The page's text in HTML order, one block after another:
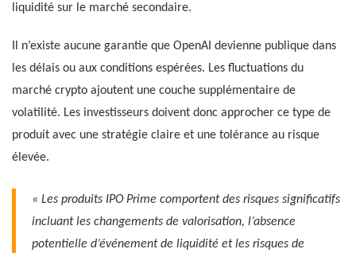
liquidité sur le marché secondaire.
Il n’existe aucune garantie que OpenAI devienne publique dans
les délais ou aux conditions espérées. Les fluctuations du
marché crypto ajoutent une couche supplémentaire de
volatilité. Les investisseurs doivent donc approcher ce type de
produit avec une stratégie claire et une tolérance au risque
élevée.
« Les produits IPO Prime comportent des risques significatifs
incluant les changements de valorisation, l’absence
potentielle d’événement de liquidité et les risques de